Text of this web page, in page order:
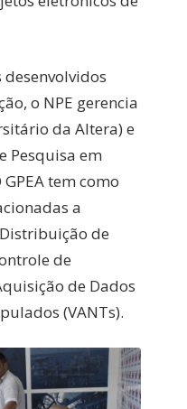
o NPE gerencia
da Altera) e
Pesquisa em
tem como
a
de
de
de Dados
(VANTs).